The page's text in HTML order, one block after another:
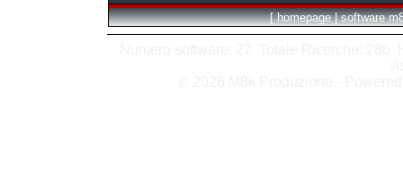
[ homepage | software